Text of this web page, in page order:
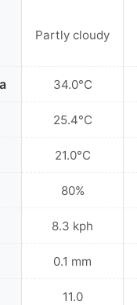
Partly cloudy
34.0°C
25.4°C
21.0°C
80%
8.3 kph
0.1 mm
11.0